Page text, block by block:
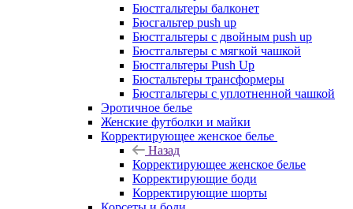
Бюстгальтеры балконет
Бюсгальтер push up
Бюстгальтеры с двойным push up
Бюстгальтеры с мягкой чашкой
Бюстгальтеры Push Up
Бюстальтеры трансформеры
Бюстгальтеры с уплотненной чашкой
Эротичное белье
Женские футболки и майки
Корректирующее женское белье
Назад
Корректирующее женское белье
Корректирующие боди
Корректирующие шорты